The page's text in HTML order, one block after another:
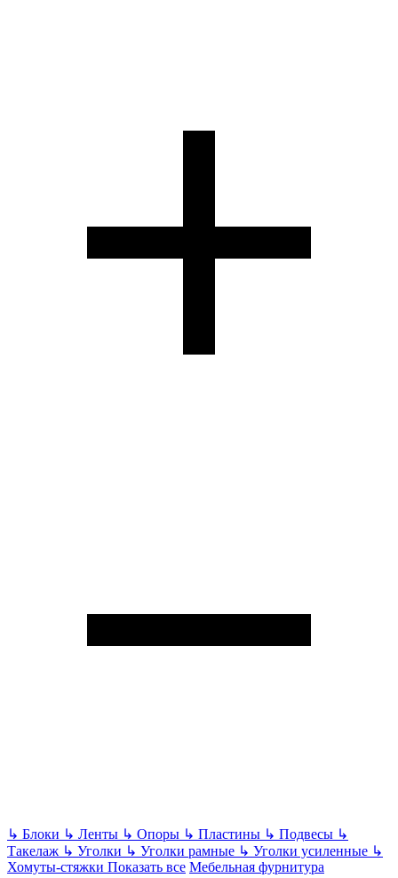
↳ Блоки ↳ Ленты ↳ Опоры ↳ Пластины ↳ Подвесы ↳
Такелаж ↳ Уголки ↳ Уголки рамные ↳ Уголки усиленные ↳
Хомуты-стяжки Показать все Мебельная фурнитура